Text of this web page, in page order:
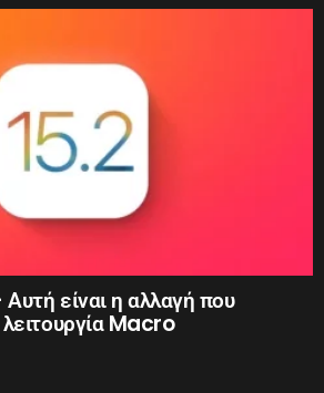
είναι η αλλαγή που
Macro